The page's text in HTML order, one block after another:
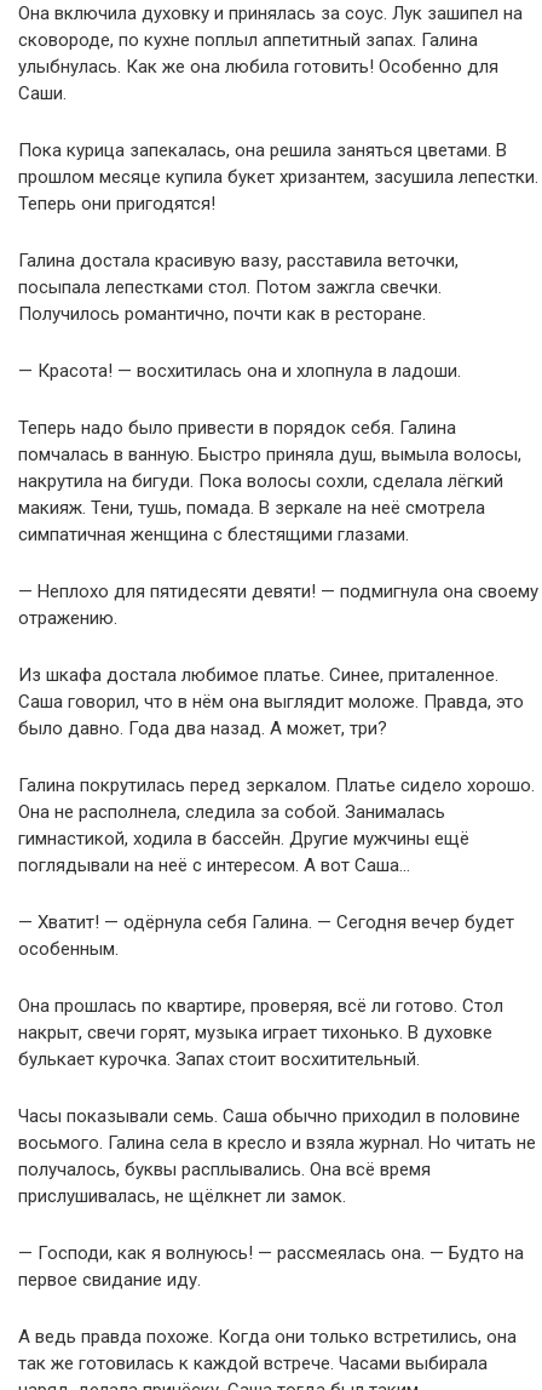
Она включила духовку и принялась за соус. Лук зашипел на
сковороде, по кухне поплыл аппетитный запах. Галина
улыбнулась. Как же она любила готовить! Особенно для
Саши.
Пока курица запекалась, она решила заняться цветами. В
прошлом месяце купила букет хризантем, засушила лепестки.
Теперь они пригодятся!
Галина достала красивую вазу, расставила веточки,
посыпала лепестками стол. Потом зажгла свечки.
Получилось романтично, почти как в ресторане.
— Красота! — восхитилась она и хлопнула в ладоши.
Теперь надо было привести в порядок себя. Галина
помчалась в ванную. Быстро приняла душ, вымыла волосы,
накрутила на бигуди. Пока волосы сохли, сделала лёгкий
макияж. Тени, тушь, помада. В зеркале на неё смотрела
симпатичная женщина с блестящими глазами.
— Неплохо для пятидесяти девяти! — подмигнула она своему
отражению.
Из шкафа достала любимое платье. Синее, приталенное.
Саша говорил, что в нём она выглядит моложе. Правда, это
было давно. Года два назад. А может, три?
Галина покрутилась перед зеркалом. Платье сидело хорошо.
Она не располнела, следила за собой. Занималась
гимнастикой, ходила в бассейн. Другие мужчины ещё
поглядывали на неё с интересом. А вот Саша…
— Хватит! — одёрнула себя Галина. — Сегодня вечер будет
особенным.
Она прошлась по квартире, проверяя, всё ли готово. Стол
накрыт, свечи горят, музыка играет тихонько. В духовке
булькает курочка. Запах стоит восхитительный.
Часы показывали семь. Саша обычно приходил в половине
восьмого. Галина села в кресло и взяла журнал. Но читать не
получалось, буквы расплывались. Она всё время
прислушивалась, не щёлкнет ли замок.
— Господи, как я волнуюсь! — рассмеялась она. — Будто на
первое свидание иду.
А ведь правда похоже. Когда они только встретились, она
так же готовилась к каждой встрече. Часами выбирала